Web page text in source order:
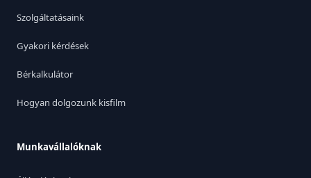
Szolgáltatásaink
Gyakori kérdések
Bérkalkulátor
Hogyan dolgozunk kisfilm
Munkavállalóknak